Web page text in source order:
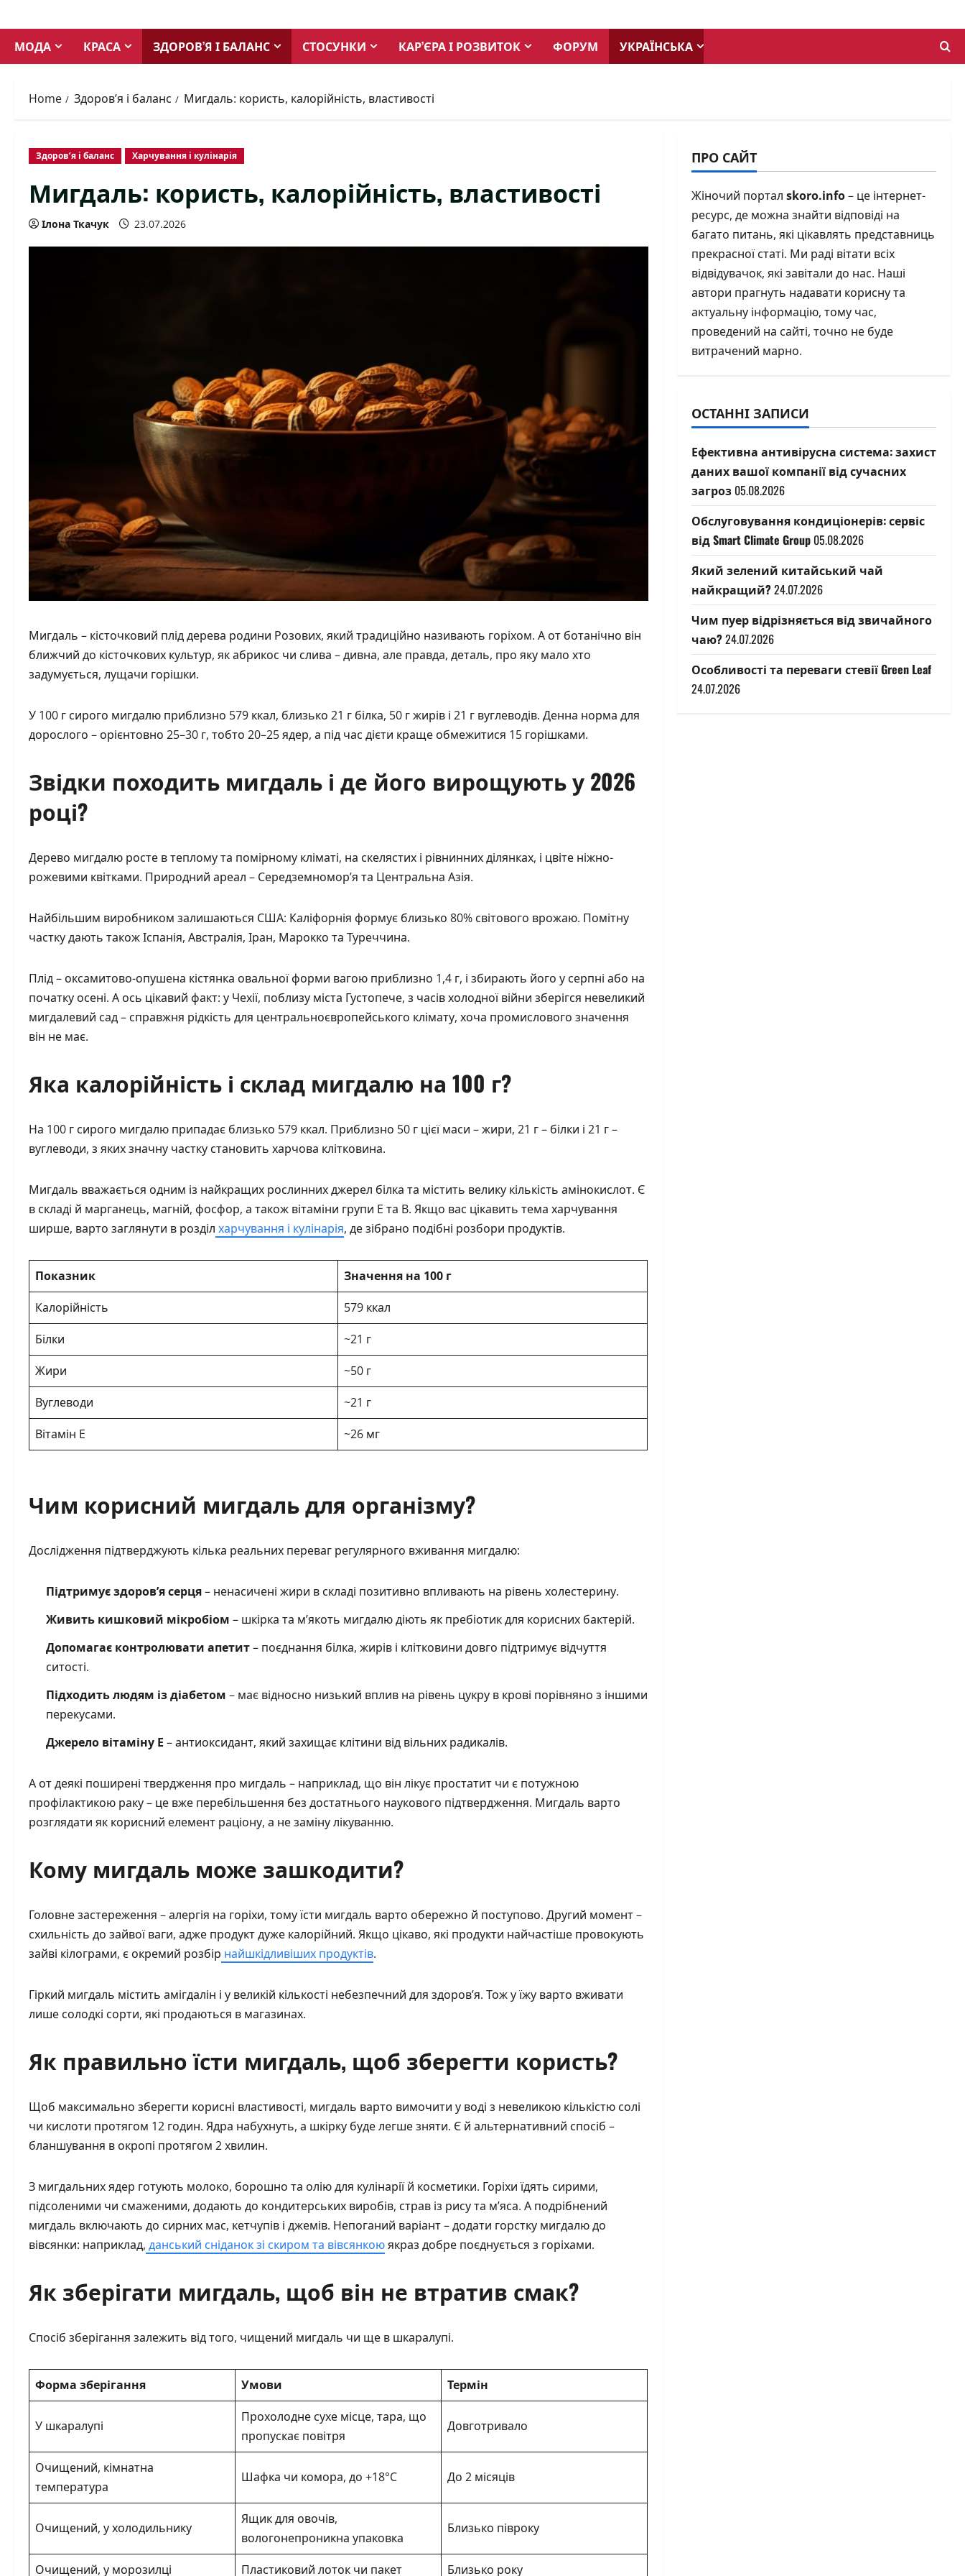
to
content
МОДА КРАСА ЗДОРОВ’Я І БАЛАНС СТОСУНКИ КАР’ЄРА І РОЗВИТОК ФОРУМ УКРАЇНСЬКА
Home Здоров’я і баланс Мигдаль: користь, калорійність, властивості
Здоров’я і баланс Харчування і кулінарія
Мигдаль: користь, калорійність, властивості
Ілона Ткачук 23.07.2026
Мигдаль – кісточковий плід дерева родини Розових, який традиційно називають горіхом. А от ботанічно він
ближчий до кісточкових культур, як абрикос чи слива – дивна, але правда, деталь, про яку мало хто
задумується, лущачи горішки.
У 100 г сирого мигдалю приблизно 579 ккал, близько 21 г білка, 50 г жирів і 21 г вуглеводів. Денна норма для
дорослого – орієнтовно 25–30 г, тобто 20–25 ядер, а під час дієти краще обмежитися 15 горішками.
Звідки походить мигдаль і де його вирощують у 2026
році?
Дерево мигдалю росте в теплому та помірному кліматі, на скелястих і рівнинних ділянках, і цвіте ніжно-
рожевими квітками. Природний ареал – Середземномор’я та Центральна Азія.
Найбільшим виробником залишаються США: Каліфорнія формує близько 80% світового врожаю. Помітну
частку дають також Іспанія, Австралія, Іран, Марокко та Туреччина.
Плід – оксамитово-опушена кістянка овальної форми вагою приблизно 1,4 г, і збирають його у серпні або на
початку осені. А ось цікавий факт: у Чехії, поблизу міста Густопече, з часів холодної війни зберігся невеликий
мигдалевий сад – справжня рідкість для центральноєвропейського клімату, хоча промислового значення
він не має.
Яка калорійність і склад мигдалю на 100 г?
На 100 г сирого мигдалю припадає близько 579 ккал. Приблизно 50 г цієї маси – жири, 21 г – білки і 21 г –
вуглеводи, з яких значну частку становить харчова клітковина.
Мигдаль вважається одним із найкращих рослинних джерел білка та містить велику кількість амінокислот. Є
в складі й марганець, магній, фосфор, а також вітаміни групи E та B. Якщо вас цікавить тема харчування
ширше, варто заглянути в розділ харчування і кулінарія, де зібрано подібні розбори продуктів.
Показник
Значення на 100 г
Калорійність
579 ккал
Білки
~21 г
Жири
~50 г
Вуглеводи
~21 г
Вітамін E
~26 мг
Чим корисний мигдаль для організму?
Дослідження підтверджують кілька реальних переваг регулярного вживання мигдалю:
Підтримує здоров’я серця– ненасичені жири в складі позитивно впливають на рівень холестерину.
Живить кишковий мікробіом – шкірка та м’якоть мигдалю діють як пребіотик для корисних бактерій.
Допомагає контролювати апетит– поєднання білка, жирів і клітковини довго підтримує відчуття
ситості.
Підходить людям із діабетом – має відносно низький вплив на рівень цукру в крові порівняно з іншими
перекусами.
Джерело вітаміну E – антиоксидант, який захищає клітини від вільних радикалів.
А от деякі поширені твердження про мигдаль – наприклад, що він лікує простатит чи є потужною
профілактикою раку – це вже перебільшення без достатнього наукового підтвердження. Мигдаль варто
розглядати як корисний елемент раціону, а не заміну лікуванню.
Кому мигдаль може зашкодити?
Головне застереження – алергія на горіхи, тому їсти мигдаль варто обережно й поступово. Другий момент –
схильність до зайвої ваги, адже продукт дуже калорійний. Якщо цікаво, які продукти найчастіше провокують
зайві кілограми, є окремий розбір найшкідливіших продуктів.
Гіркий мигдаль містить амігдалін і у великій кількості небезпечний для здоров’я. Тож у їжу варто вживати
лише солодкі сорти, які продаються в магазинах.
Як правильно їсти мигдаль, щоб зберегти користь?
Щоб максимально зберегти корисні властивості, мигдаль варто вимочити у воді з невеликою кількістю солі
чи кислоти протягом 12 годин. Ядра набухнуть, а шкірку буде легше зняти. Є й альтернативний спосіб –
бланшування в окропі протягом 2 хвилин.
З мигдальних ядер готують молоко, борошно та олію для кулінарії й косметики. Горіхи їдять сирими,
підсоленими чи смаженими, додають до кондитерських виробів, страв із рису та м’яса. А подрібнений
мигдаль включають до сирних мас, кетчупів і джемів. Непоганий варіант – додати горстку мигдалю до
вівсянки: наприклад, данський сніданок зі скиром та вівсянкоюякраз добре поєднується з горіхами.
Як зберігати мигдаль, щоб він не втратив смак?
Спосіб зберігання залежить від того, чищений мигдаль чи ще в шкаралупі.
Форма зберігання Умови Термін
У шкаралупі
Прохолодне сухе місце, тара, що
пропускає повітря
Довготривало
Очищений, кімнатна
температура
Шафка чи комора, до +18°C До 2 місяців
Очищений, у холодильнику
Ящик для овочів,
вологонепроникна упаковка
Близько півроку
Очищений, у морозилці Пластиковий лоток чи пакет Близько року
ПРО САЙТ
Жіночий портал skoro.info– це інтернет-
ресурс, де можна знайти відповіді на
багато питань, які цікавлять представниць
прекрасної статі. Ми раді вітати всіх
відвідувачок, які завітали до нас. Наші
автори прагнуть надавати корисну та
актуальну інформацію, тому час,
проведений на сайті, точно не буде
витрачений марно.
ОСТАННІ ЗАПИСИ
Ефективна антивірусна система: захист
даних вашої компанії від сучасних
загроз 05.08.2026
Обслуговування кондиціонерів: сервіс
від Smart Climate Group 05.08.2026
Який зелений китайський чай
найкращий?24.07.2026
Чим пуер відрізняється від звичайного
чаю?24.07.2026
Особливості та переваги стевії Green Leaf
24.07.2026